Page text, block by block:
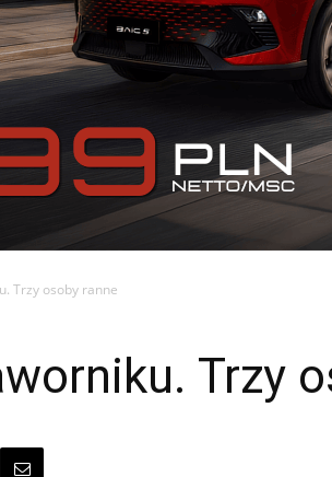
Trzy osoby ranne
Trzy